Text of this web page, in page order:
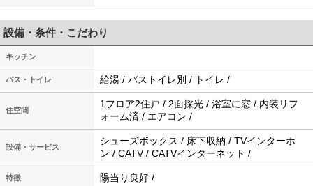
設備・条件・こだわり
キッチン
バス・トイレ 給湯 / バストイレ別 / トイレ /
住空間
1フロア2住戸 / 2面採光 / 浴室に窓 / 内装リフ
ォーム済 / エアコン /
設備・サービス
シューズボックス / 床下収納 / TVインターホ
ン / CATV / CATVインターネット /
特徴 陽当り良好 /